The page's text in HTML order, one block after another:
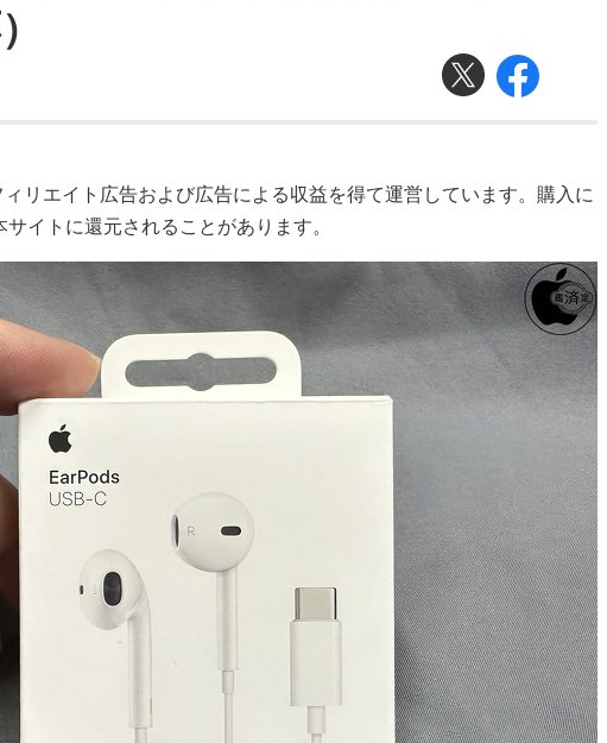
リエイト広告および広告による収益を得て運営しています。購入に
イトに還元されることがあります。